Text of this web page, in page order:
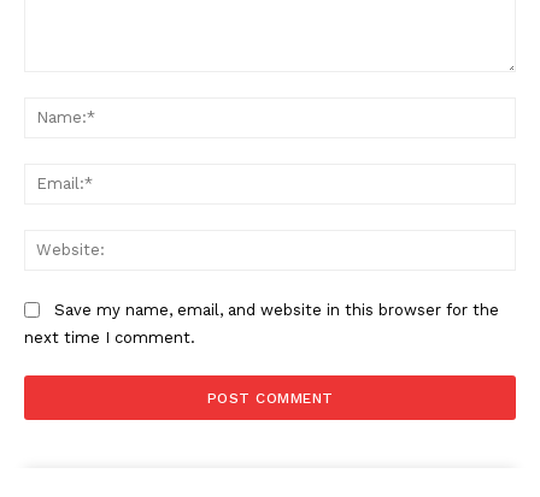
Esclusive
Save my name, email, and website in this browser for the
next time I comment.